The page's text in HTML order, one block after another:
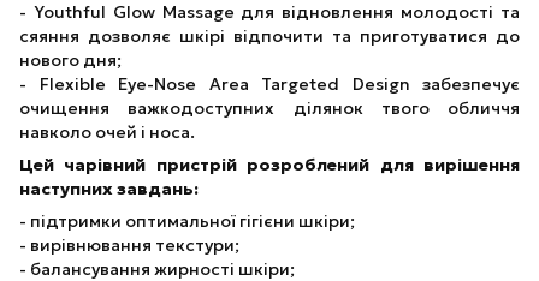
- Youthful Glow Massage для відновлення молодості та
сяяння дозволяє шкірі відпочити та приготуватися до
нового дня;
- Flexible Eye-Nose Area Targeted Design забезпечує
очищення важкодоступних ділянок твого обличчя
навколо очей і носа.
Цей чарівний пристрій розроблений для вирішення
наступних завдань:
- підтримки оптимальної гігієни шкіри;
- вирівнювання текстури;
- балансування жирності шкіри;